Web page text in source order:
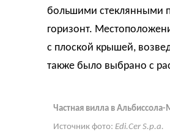
большими стеклянными
горизонт.
с плоской крышей,
также было выбрано с
Частная вилла в
Источник фото: Edi.Cer S.p.a.